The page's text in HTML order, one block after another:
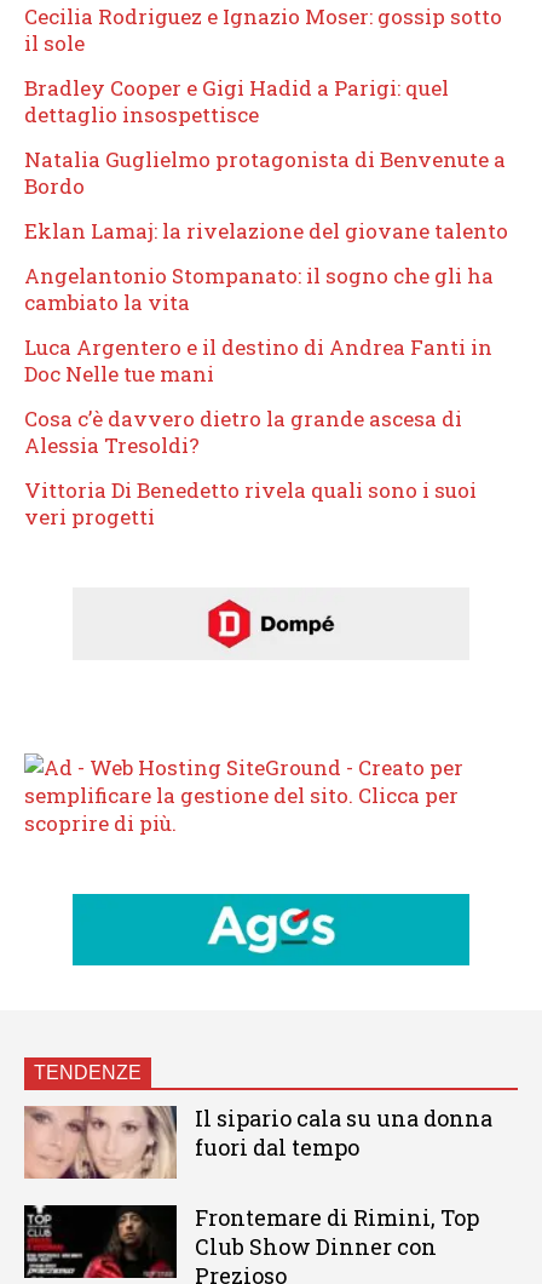
Cecilia Rodriguez e Ignazio Moser: gossip sotto
il sole
Bradley Cooper e Gigi Hadid a Parigi: quel
dettaglio insospettisce
Natalia Guglielmo protagonista di Benvenute a
Bordo
Eklan Lamaj: la rivelazione del giovane talento
Angelantonio Stompanato: il sogno che gli ha
cambiato la vita
Luca Argentero e il destino di Andrea Fanti in
Doc Nelle tue mani
Cosa c’è davvero dietro la grande ascesa di
Alessia Tresoldi?
Vittoria Di Benedetto rivela quali sono i suoi
veri progetti
TENDENZE
Il sipario cala su una donna
fuori dal tempo
Frontemare di Rimini, Top
Club Show Dinner con
Prezioso